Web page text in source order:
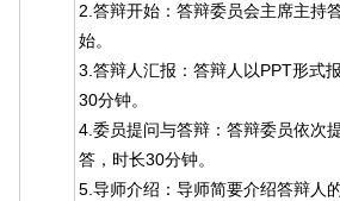
2.答辩开始：答辩委员会主席主持
始。
3.答辩人汇报：答辩人以PPT形式
30分钟。
4.委员提问与答辩：答辩委员依次
答，时长30分钟。
5.导师介绍：导师简要介绍答辩人